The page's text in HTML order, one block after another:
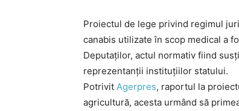
Proiectul de lege privind regimul
canabis utilizate în scop medical a
Deputaților, actul normativ fiind
reprezentanţii instituţiilor statului.
Potrivit Agerpres, raportul la
agricultură, acesta urmând să